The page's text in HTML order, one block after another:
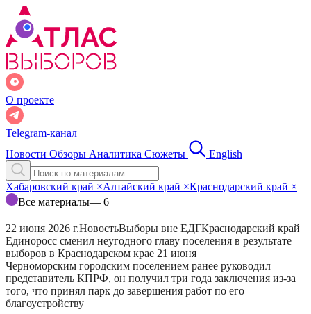
О проекте
Telegram-канал
Новости Обзоры Аналитика Сюжеты English
Хабаровский край ×Алтайский край ×Краснодарский край ×
Все материалы— 6
22 июня 2026 г.НовостьВыборы вне ЕДГКраснодарский край
Единоросс сменил неугодного главу поселения в результате
выборов в Краснодарском крае 21 июня
Черноморским городским поселением ранее руководил
представитель КПРФ, он получил три года заключения из-за
того, что принял парк до завершения работ по его
благоустройству